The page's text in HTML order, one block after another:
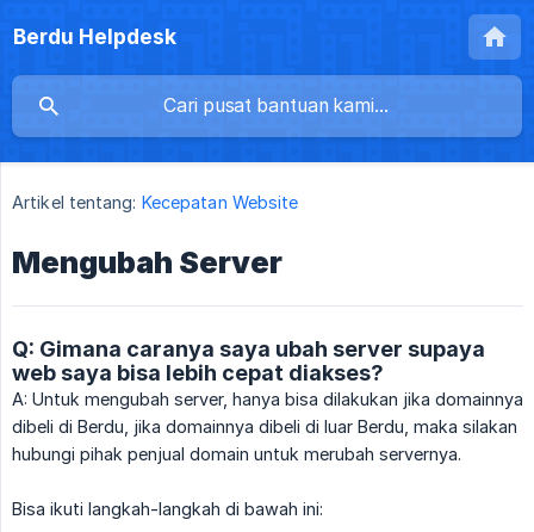
Berdu Helpdesk
Artikel tentang: Kecepatan Website
Mengubah Server
Q: Gimana caranya saya ubah server supaya
web saya bisa lebih cepat diakses?
A: Untuk mengubah server, hanya bisa dilakukan jika domainnya
dibeli di Berdu, jika domainnya dibeli di luar Berdu, maka silakan
hubungi pihak penjual domain untuk merubah servernya.
Bisa ikuti langkah-langkah di bawah ini: